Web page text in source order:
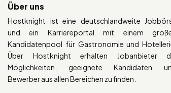
Über uns
Hostknight ist eine deutschlandweite
und ein Karriereportal mit einem
Kandidatenpool für Gastronomie und
Über Hostknight erhalten Jobanbieter
Möglichkeiten, geeignete Kandidaten
Bewerber aus allen Bereichen zu finden.